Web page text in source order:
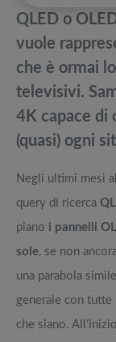
completa
Recensione tv
eccezionale
Miglior tv QLED
Offerte robot
Tavola SUP
QLED o
vuole
che è ormai
televisivi.
4K capace di
(quasi) ogni
Negli ultimi mesi
query di ricerca
piano i pannelli
sole, se non
una parabola
generale con
che siano.